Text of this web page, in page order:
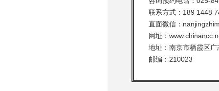
联系方式：189 1448
直面微信：
网址：
地址：南京市栖霞区
邮编：210023